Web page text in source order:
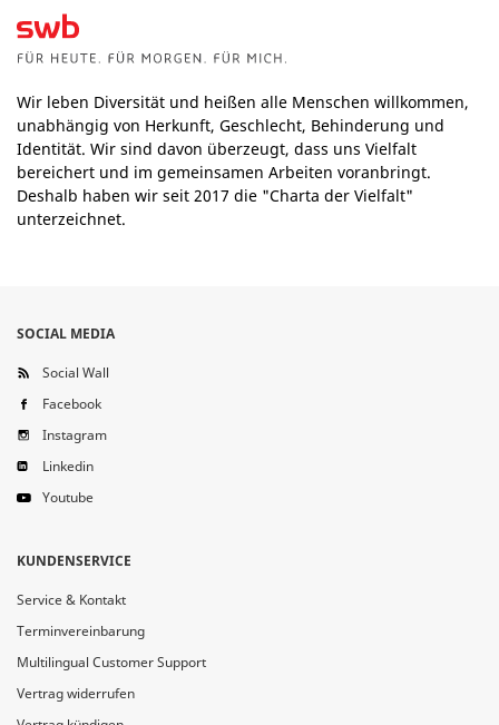
Wir leben Diversität und heißen alle Menschen willkommen,
unabhängig von Herkunft, Geschlecht, Behinderung und
Identität. Wir sind davon überzeugt, dass uns Vielfalt
bereichert und im gemeinsamen Arbeiten voranbringt.
Deshalb haben wir seit 2017 die "Charta der Vielfalt"
unterzeichnet.
SOCIAL MEDIA
Social Wall
Facebook
Instagram
Linkedin
Youtube
KUNDENSERVICE
Service & Kontakt
Terminvereinbarung
Multilingual Customer Support
Vertrag widerrufen